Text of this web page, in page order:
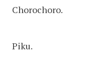
Chorochoro.
Piku.